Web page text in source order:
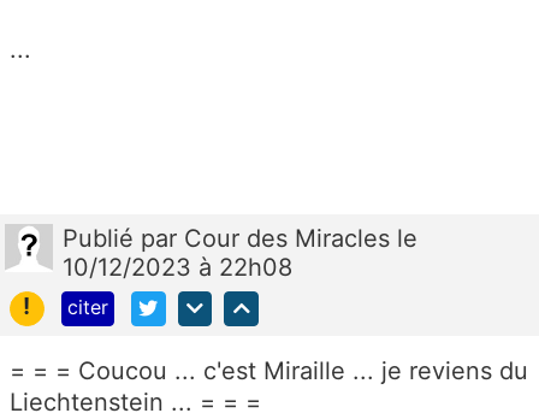
...
Publié par Cour des Miracles le
10/12/2023 à 22h08
!
citer
= = = Coucou ... c'est Miraille ... je reviens du
Liechtenstein ... = = =